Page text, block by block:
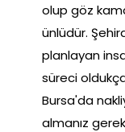
olup göz
ünlüdür.
planlayan
süreci
Bursa'da
almanız